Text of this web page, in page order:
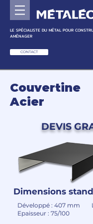
LE SPÉCIALISTE DU MÉTAL POUR
AMÉNAGER
CONTACT
Couvertine
Acier
DEVIS
Dimensions
Développé : 407 mm
Epaisseur : 75/100